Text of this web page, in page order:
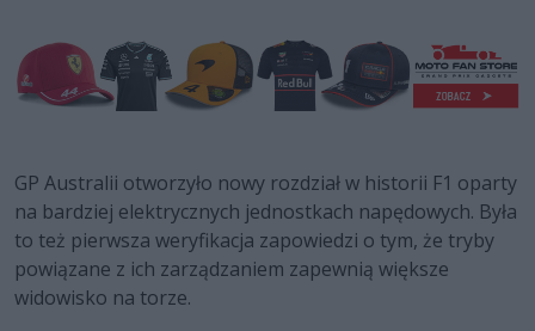
GP Australii otworzyło nowy rozdział w historii F1 oparty
na bardziej elektrycznych jednostkach napędowych. Była
to też pierwsza weryfikacja zapowiedzi o tym, że tryby
powiązane z ich zarządzaniem zapewnią większe
widowisko na torze.